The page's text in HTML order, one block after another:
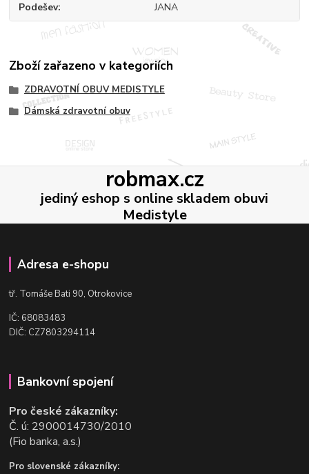
Podešev JANA
Zboží zařazeno v kategoriích
ZDRAVOTNÍ OBUV MEDISTYLE
Dámská zdravotní obuv
robmax.cz
jediný eshop s online skladem obuvi
Medistyle
Adresa e-shopu
tř. Tomáše Bati 90, Otrokovice
IČ: 68083483
DIČ: CZ7803294114
Bankovní spojení
Pro české zákazníky:
Č. ú: 2900014730/2010
(Fio banka, a.s.)
Pro slovenské zákazníky: